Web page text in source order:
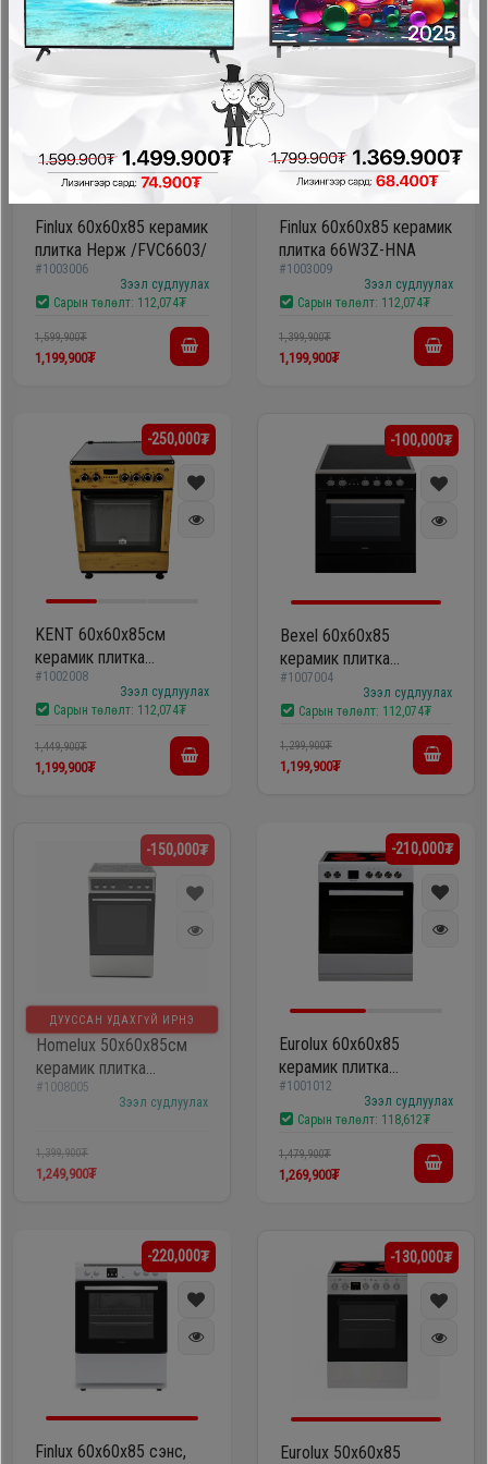
-400,000₮
Finlux 60x60x85 керамик
плитка Нерж /FVC6603/
#1003006
Зээл судлуулах
Сарын төлөлт: 112,074₮
1,599,900₮
1,199,900₮
-200,000₮
Finlux 60х60x85 керамик
плитка 66W3Z-HNA
#1003009
Зээл судлуулах
Сарын төлөлт: 112,074₮
1,399,900₮
1,199,900₮
-250,000₮
KENT 60х60x85см
керамик плитка
VG6056XXVU
#1002008
Зээл судлуулах
Сарын төлөлт: 112,074₮
1,449,900₮
1,199,900₮
-100,000₮
Bexel 60х60х85
керамик плитка
/VTC6608XB/
#1007004
Зээл судлуулах
Сарын төлөлт: 112,074₮
1,299,900₮
1,199,900₮
ДУУССАН УДАХГҮЙ ИРНЭ
-150,000₮
Homelux 50х60х85см
керамик плитка
FS5060SHL-P
#1008005
Зээл судлуулах
1,399,900₮
1,249,900₮
-210,000₮
Eurolux 60х60x85
керамик плитка
F6042XEDWP
#1001012
Зээл судлуулах
Сарын төлөлт: 118,612₮
1,479,900₮
1,269,900₮
-220,000₮
Finlux 60х60x85 сэнс,
-130,000₮
Eurolux 50x60x85